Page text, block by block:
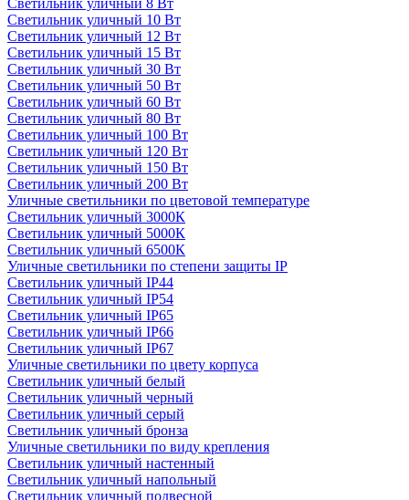
Светильник уличный 8 Вт
Светильник уличный 10 Вт
Светильник уличный 12 Вт
Светильник уличный 15 Вт
Светильник уличный 30 Вт
Светильник уличный 50 Вт
Светильник уличный 60 Вт
Светильник уличный 80 Вт
Светильник уличный 100 Вт
Светильник уличный 120 Вт
Светильник уличный 150 Вт
Светильник уличный 200 Вт
Уличные светильники по цветовой температуре
Cветильник уличный 3000К
Cветильник уличный 5000К
Cветильник уличный 6500К
Уличные светильники по степени защиты IP
Светильник уличный IP44
Светильник уличный IP54
Светильник уличный IP65
Светильник уличный IP66
Светильник уличный IP67
Уличные светильники по цвету корпуса
Светильник уличный белый
Светильник уличный черный
Светильник уличный серый
Светильник уличный бронза
Уличные светильники по виду крепления
Светильник уличный настенный
Светильник уличный напольный
Светильник уличный подвесной